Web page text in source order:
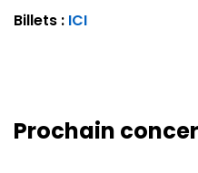
Billets : ICI
Prochain